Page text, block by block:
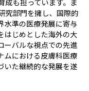
成も担っています。ま
究部門を擁し、国際的
水準の医療発展に寄与
はじめとした海外の大
ーバルな視点での先進
ムにおける皮膚科医療
いた継続的な発展を遂